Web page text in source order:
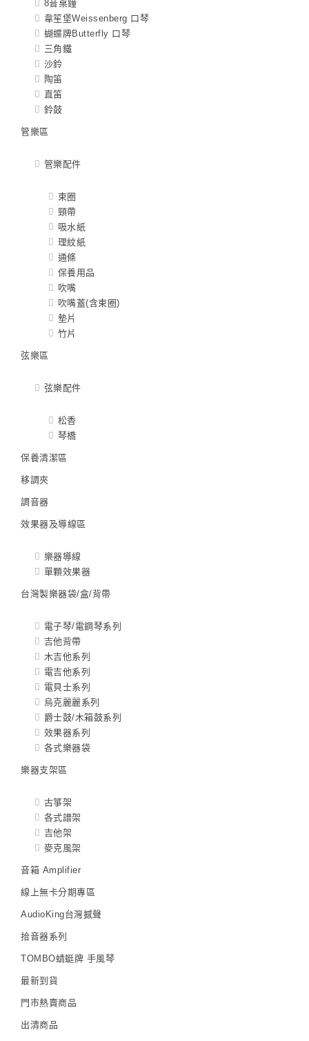
8音桌鐘
韋笙堡Weissenberg 口琴
蝴蝶牌Butterfly 口琴
三角鐵
沙鈴
陶笛
直笛
鈴鼓
管樂區
管樂配件
束圈
頸帶
吸水紙
理紋紙
通條
保養用品
吹嘴
吹嘴蓋(含束圈)
墊片
竹片
弦樂區
弦樂配件
松香
琴橋
保養清潔區
移調夾
調音器
效果器及導線區
樂器導線
單顆效果器
台灣製樂器袋/盒/背帶
電子琴/電鋼琴系列
吉他背帶
木吉他系列
電吉他系列
電貝士系列
烏克麗麗系列
爵士鼓/木箱鼓系列
效果器系列
各式樂器袋
樂器支架區
古箏架
各式譜架
吉他架
麥克風架
音箱 Amplifier
線上無卡分期專區
AudioKing台灣撼聲
拾音器系列
TOMBO蜻蜓牌 手風琴
最新到貨
門市熱賣商品
出清商品